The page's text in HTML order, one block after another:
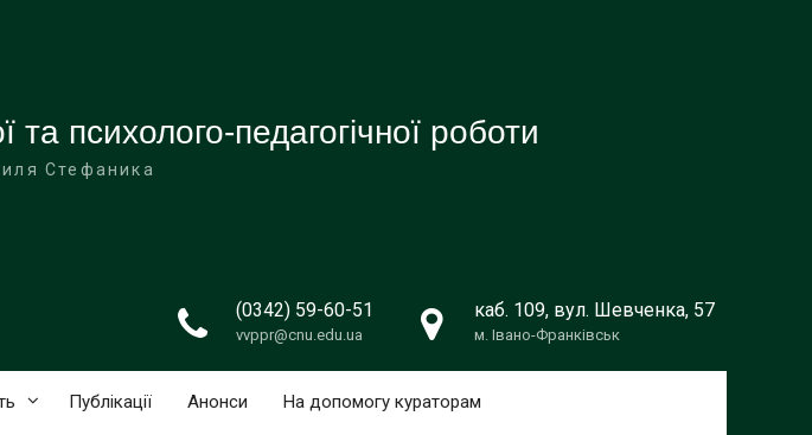
психолого-педагогічної роботи
Стефаника
(0342) 59-60-51
vvppr@cnu.edu.ua
каб. 109, вул. Шевченка, 57
м. Івано-Франківськ
Публікації Анонси На допомогу кураторам